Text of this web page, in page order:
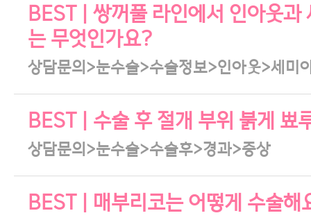
BEST | 쌍꺼풀 라인에서 인아웃과
는 무엇인가요?
상담문의>눈수술>수술정보>인아웃>세미
BEST | 수술 후 절개 부위 붉게 뾰
상담문의>눈수술>수술후>경과>증상
BEST | 매부리코는 어떻게 수술해